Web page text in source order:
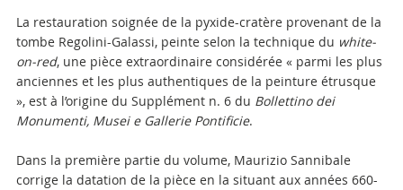
La restauration soignée de la pyxide-cratère provenant de la
tombe Regolini-Galassi, peinte selon la technique du white-
on-red, une pièce extraordinaire considérée « parmi les plus
anciennes et les plus authentiques de la peinture étrusque
», est à l’origine du Supplément n. 6 du Bollettino dei
Monumenti, Musei e Gallerie Pontificie.
Dans la première partie du volume, Maurizio Sannibale
corrige la datation de la pièce en la situant aux années 660-